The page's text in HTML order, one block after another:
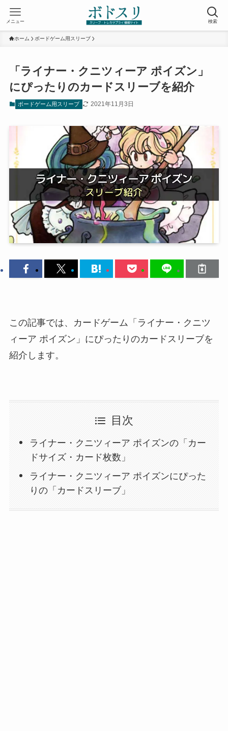
検索
メニュー
ホーム ボードゲーム用スリーブ
「ライナー・クニツィーア ポイズン」
にぴったりのカードスリーブを紹介
ボードゲーム用スリーブ 2021年11月3日
この記事では、カードゲーム「ライナー・クニツ
ィーア ポイズン」にぴったりのカードスリーブを
紹介します。
目次
ライナー・クニツィーア ポイズンの「カー
ドサイズ・カード枚数」
ライナー・クニツィーア ポイズンにぴった
りの「カードスリーブ」